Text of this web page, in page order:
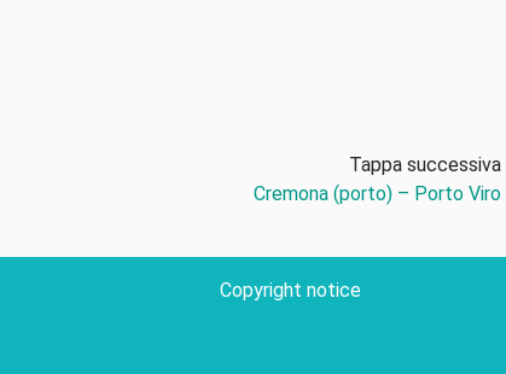
Tappa successiva
Cremona (porto) – Porto Viro
Copyright notice